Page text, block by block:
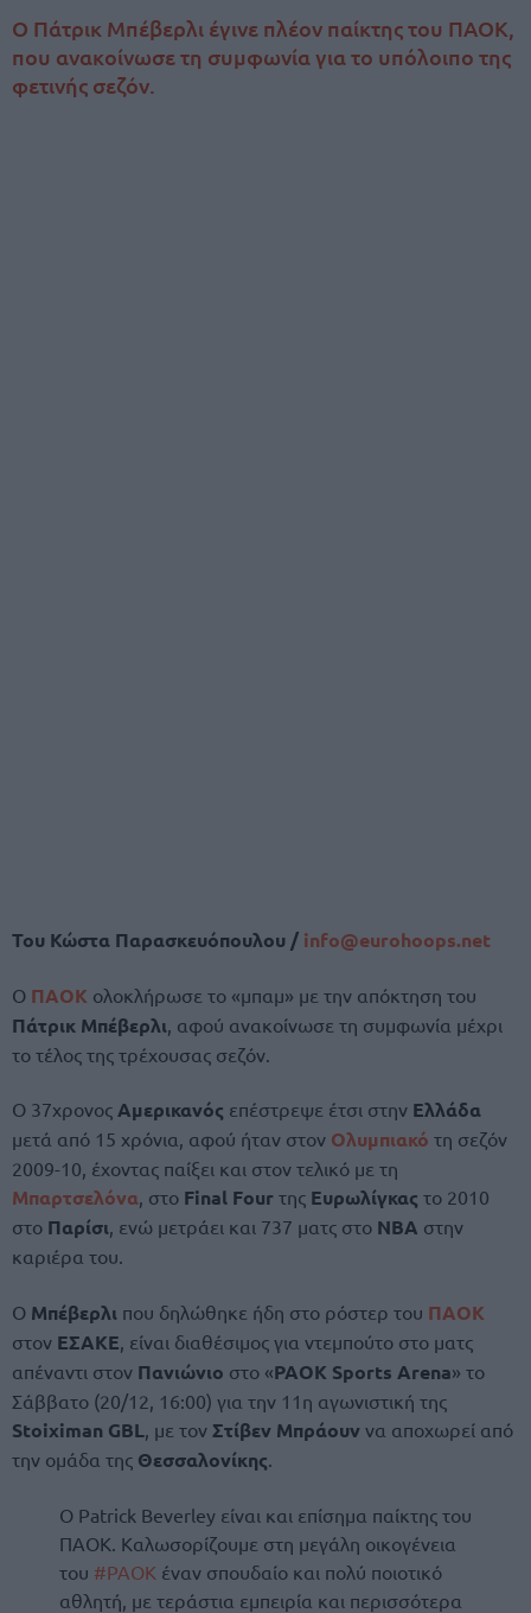
Ο Πάτρικ Μπέβερλι έγινε πλέον παίκτης του ΠΑΟΚ,
που ανακοίνωσε τη συμφωνία για το υπόλοιπο της
φετινής σεζόν.
Του Κώστα Παρασκευόπουλου / info@eurohoops.net
Ο ΠΑΟΚ ολοκλήρωσε το «μπαμ» με την απόκτηση του
Πάτρικ Μπέβερλι, αφού ανακοίνωσε τη συμφωνία μέχρι
το τέλος της τρέχουσας σεζόν.
Ο 37χρονος Αμερικανός επέστρεψε έτσι στην Ελλάδα
μετά από 15 χρόνια, αφού ήταν στον Ολυμπιακό τη σεζόν
2009-10, έχοντας παίξει και στον τελικό με τη
Μπαρτσελόνα, στο Final Four της Ευρωλίγκας το 2010
στο Παρίσι, ενώ μετράει και 737 ματς στο NBA στην
καριέρα του.
Ο Μπέβερλι που δηλώθηκε ήδη στο ρόστερ του ΠΑΟΚ
στον ΕΣΑΚΕ , είναι διαθέσιμος για ντεμπούτο στο ματς
απέναντι στον Πανιώνιο στο «PAOK Sports Arena» το
Σάββατο (20/12, 16:00) για την 11η αγωνιστική της
Stoiximan GBL , με τον Στίβεν Μπράουν να αποχωρεί από
την ομάδα της Θεσσαλονίκης
Ο Patrick Beverley είναι και επίσημα παίκτης του
ΠΑΟΚ. Καλωσορίζουμε στη μεγάλη οικογένεια
του #PAOK έναν σπουδαίο και πολύ ποιοτικό
αθλητή, με τεράστια εμπειρία και περισσότερα